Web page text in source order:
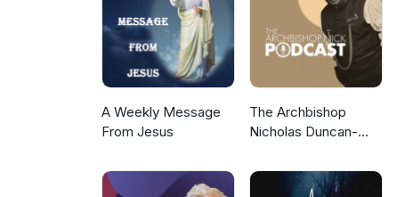
A Weekly Message
From Jesus
The Archbishop
Nicholas Duncan-